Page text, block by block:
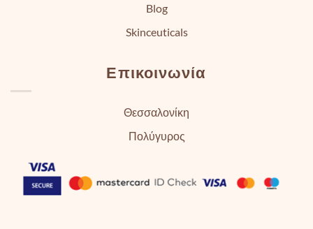
Blog
Skinceuticals
Επικοινωνία
Θεσσαλονίκη
Πολύγυρος